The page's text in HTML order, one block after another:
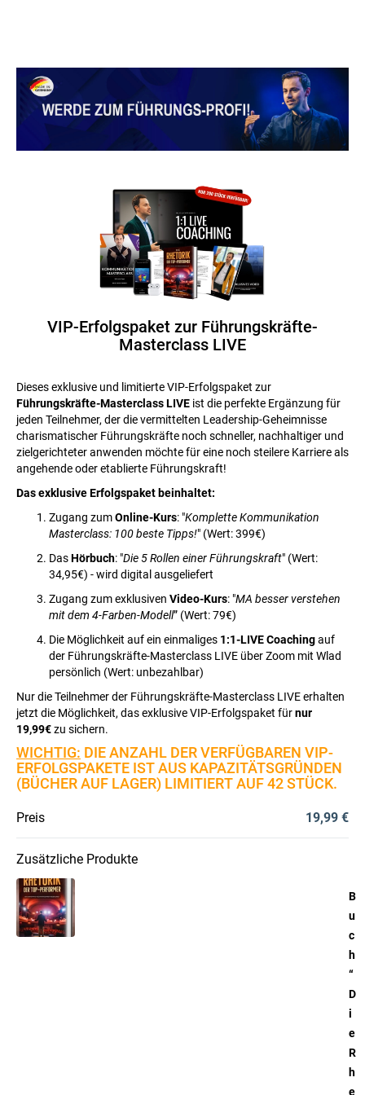
VIP-Erfolgspaket zur Führungskräfte-
Masterclass LIVE
Dieses exklusive und limitierte VIP-Erfolgspaket zur
Führungskräfte-Masterclass LIVE ist die perfekte Ergänzung für
jeden Teilnehmer, der die vermittelten Leadership-Geheimnisse
charismatischer Führungskräfte noch schneller, nachhaltiger und
zielgerichteter anwenden möchte für eine noch steilere Karriere als
angehende oder etablierte Führungskraft!
Das exklusive Erfolgspaket beinhaltet:
Zugang zumOnline-Kurs: "Komplette Kommunikation
Masterclass: 100 beste Tipps!" (Wert: 399€)
DasHörbuch: "Die 5 Rollen einer Führungskraft" (Wert:
34,95€) - wird digital ausgeliefert
Zugang zum exklusiven Video-Kurs: "MA besser verstehen
mit dem 4-Farben-Modell” (Wert: 79€)
Die Möglichkeit auf ein einmaliges 1:1-LIVE Coachingauf
der Führungskräfte-Masterclass LIVE über Zoom mit Wlad
persönlich (Wert: unbezahlbar)
Nur die Teilnehmer der Führungskräfte-Masterclass LIVE erhalten
jetzt die Möglichkeit, das exklusive VIP-Erfolgspaket fürnur
19,99€zu sichern.
WICHTIG: DIE ANZAHL DER VERFÜGBAREN VIP-
ERFOLGSPAKETE IST AUS KAPAZITÄTSGRÜNDEN
(BÜCHER AUF LAGER) LIMITIERT AUF 42 STÜCK.
Preis 19,99 €
Zusätzliche Produkte
B
u
c
h
“
D
i
e
R
h
e